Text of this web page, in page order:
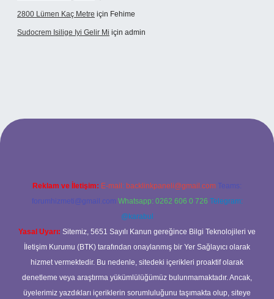
2800 Lümen Kaç Metre için Fehime
Sudocrem Isilige Iyi Gelir Mi için admin
opera bet giriş
Reklam ve İletişim: E-mail: backlinkpaneli@gmail.com Teams:
forumhizmeti@gmail.com Whatsapp: 0262 606 0 726 Telegram:
@karabul
Yasal Uyarı: Sitemiz, 5651 Sayılı Kanun gereğince Bilgi Teknolojileri ve
İletişim Kurumu (BTK) tarafından onaylanmış bir Yer Sağlayıcı olarak
hizmet vermektedir. Bu nedenle, sitedeki içerikleri proaktif olarak
denetleme veya araştırma yükümlülüğümüz bulunmamaktadır. Ancak,
üyelerimiz yazdıkları içeriklerin sorumluluğunu taşımakta olup, siteye